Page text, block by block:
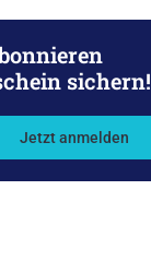
sichern!
Jetzt anmelden